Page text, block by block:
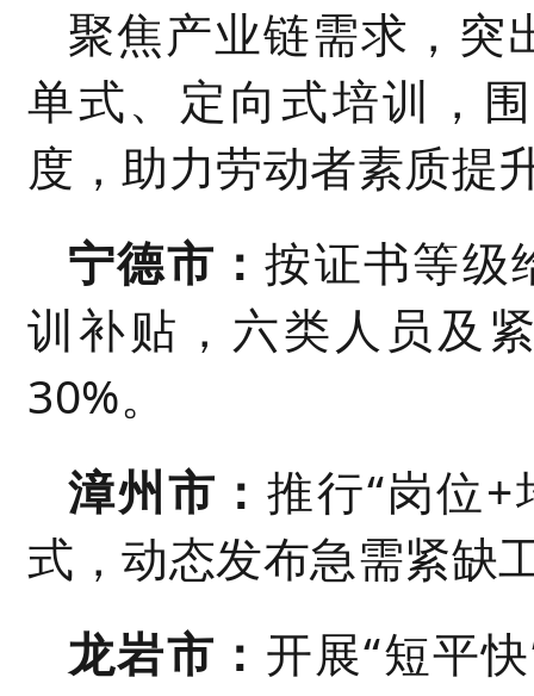
聚焦产业链需求，突
单式、定向式培训，
度，助力劳动者素质提
宁德市：按证书等级
训补贴，六类人员及
30%。
漳州市：推行“岗位
式，动态发布急需紧缺
龙岩市： 开展“短平